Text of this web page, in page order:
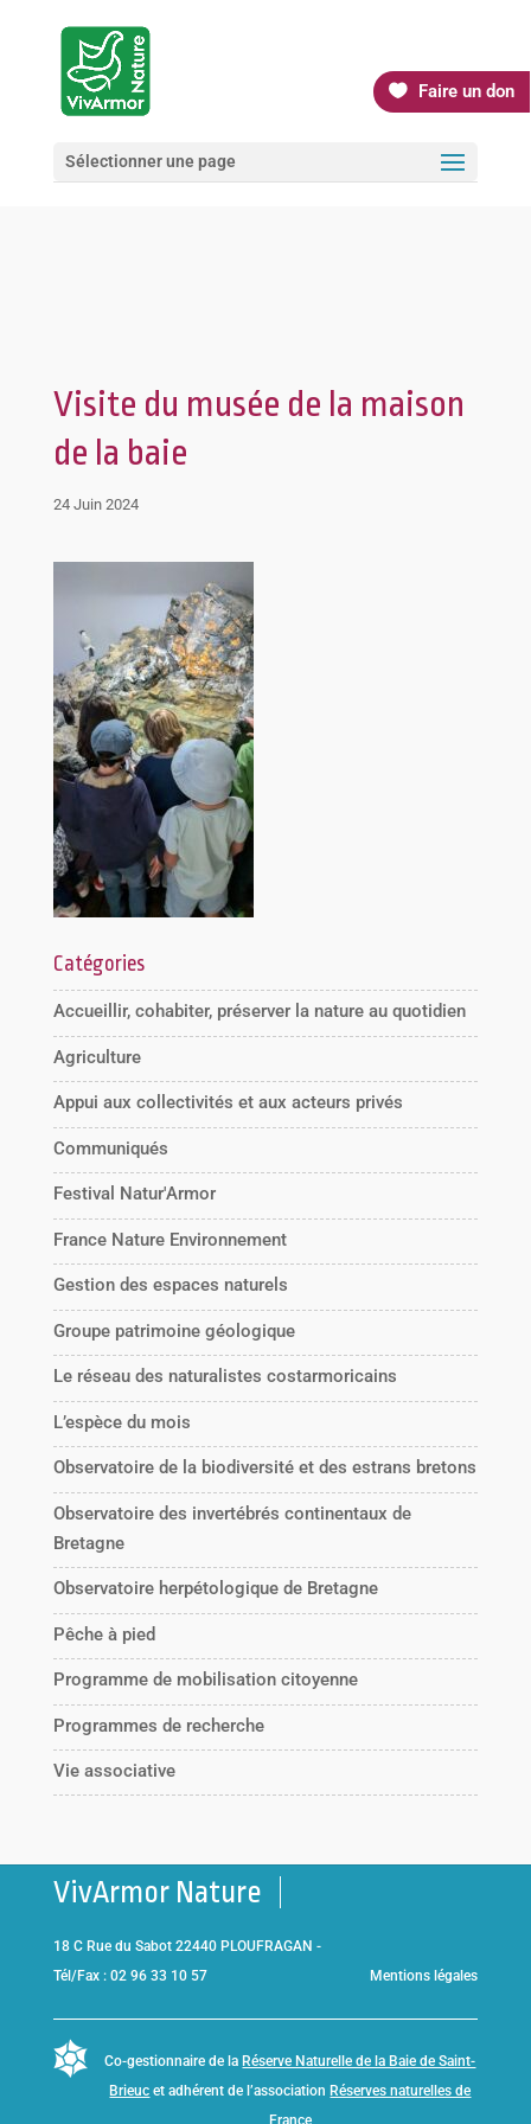
Faire un don
Sélectionner une page
Visite du musée de la maison
de la baie
24 Juin 2024
Catégories
Accueillir, cohabiter, préserver la nature au quotidien
Agriculture
Appui aux collectivités et aux acteurs privés
Communiqués
Festival Natur'Armor
France Nature Environnement
Gestion des espaces naturels
Groupe patrimoine géologique
Le réseau des naturalistes costarmoricains
L’espèce du mois
Observatoire de la biodiversité et des estrans bretons
Observatoire des invertébrés continentaux de
Bretagne
Observatoire herpétologique de Bretagne
Pêche à pied
Programme de mobilisation citoyenne
Programmes de recherche
Vie associative
VivArmor Nature
18 C Rue du Sabot 22440 PLOUFRAGAN -
Tél/Fax : 02 96 33 10 57
Mentions légales
Co-gestionnaire de la Réserve Naturelle de la Baie de Saint-
Brieuc et adhérent de l’association Réserves naturelles de